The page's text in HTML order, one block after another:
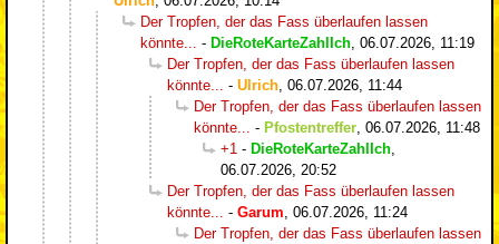
Der Tropfen, der das Fass überlaufen lassen
könnte... - DieRoteKarteZahlIch, 06.07.2026, 11:19
Der Tropfen, der das Fass überlaufen lassen
könnte... - Ulrich, 06.07.2026, 11:44
Der Tropfen, der das Fass überlaufen lassen
könnte... - Pfostentreffer, 06.07.2026, 11:48
+1 - DieRoteKarteZahlIch,
06.07.2026, 20:52
Der Tropfen, der das Fass überlaufen lassen
könnte... - Garum, 06.07.2026, 11:24
Der Tropfen, der das Fass überlaufen lassen